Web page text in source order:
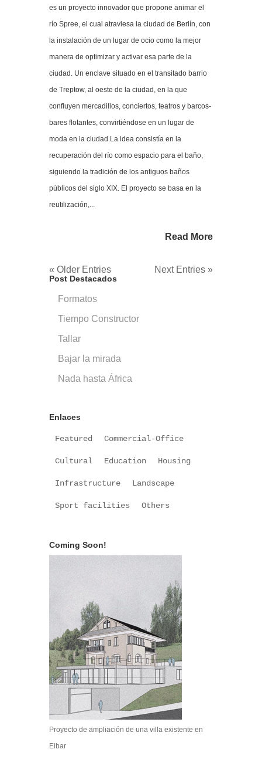
es un proyecto innovador que propone animar el
río Spree, el cual atraviesa la ciudad de Berlín, con
la instalación de un lugar de ocio como la mejor
manera de optimizar y activar esa parte de la
ciudad. Un enclave situado en el transitado barrio
de Treptow, al oeste de la ciudad, en la que
confluyen mercadillos, conciertos, teatros y barcos-
bares flotantes, convirtiéndose en un lugar de
moda en la ciudad.La idea consistía en la
recuperación del río como espacio para el baño,
siguiendo la tradición de los antiguos baños
públicos del siglo XIX. El proyecto se basa en la
reutilización,...
Read More
« Older Entries Next Entries »
Post Destacados
Formatos
Tiempo Constructor
Tallar
Bajar la mirada
Nada hasta África
Enlaces
Featured Commercial-Office
Cultural Education Housing
Infrastructure Landscape
Sport facilities Others
Coming Soon!
Proyecto de ampliación de una villa existente en
Eibar